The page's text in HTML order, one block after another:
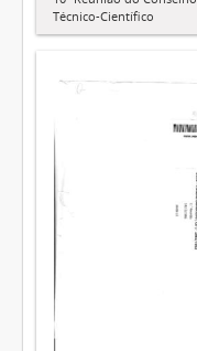
Técnico-Científico